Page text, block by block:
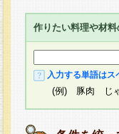
作りたい料理や材
入力する単語は
(例) 豚肉 じゃ